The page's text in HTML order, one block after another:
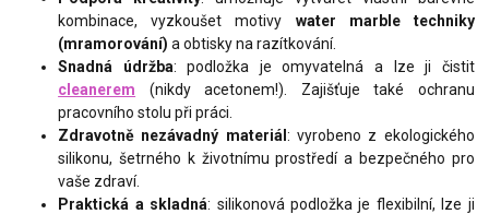
kombinace, vyzkoušet motivy water marble techniky
(mramorování) a obtisky na razítkování.
Snadná údržba: podložka je omyvatelná a lze ji čistit
cleanerem (nikdy acetonem!). Zajišťuje také ochranu
pracovního stolu při práci.
Zdravotně nezávadný materiál : vyrobeno z ekologického
silikonu, šetrného k životnímu prostředí a bezpečného pro
vaše zdraví.
Praktická a skladná: silikonová podložka je flexibilní, lze ji